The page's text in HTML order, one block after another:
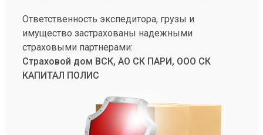
Ответственность экспедитора, грузы и
имущество застрахованы надежными
страховыми партнерами:
Страховой дом ВСК, АО СК ПАРИ, ООО СК
КАПИТАЛ ПОЛИС